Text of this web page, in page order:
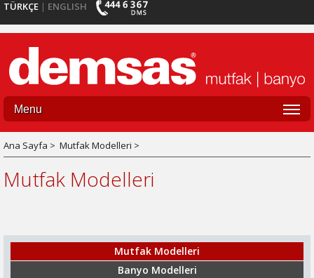
TÜRKÇE | ENGLISH
Menu
Ana Sayfa > Mutfak Modelleri >
Mutfak Modelleri
Mutfak Modelleri
Banyo Modelleri